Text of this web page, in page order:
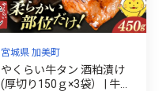
宮城県 加美町
やくらい牛タン 酒粕漬け
(厚切り150ｇ×3袋） | 牛タ